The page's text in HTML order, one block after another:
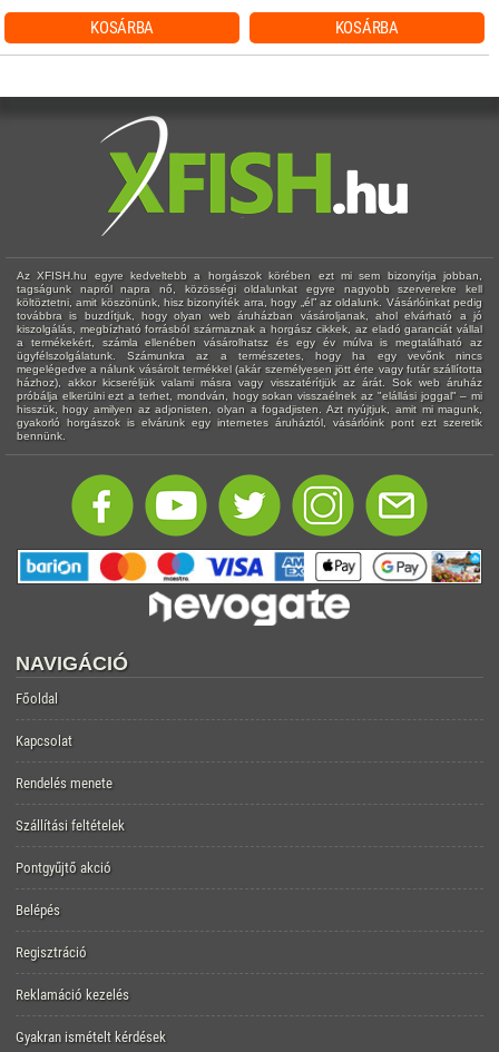
KOSÁRBA KOSÁRBA
Az XFISH.hu egyre kedveltebb a horgászok körében ezt mi sem bizonyítja jobban,
tagságunk napról napra nő, közösségi oldalunkat egyre nagyobb szerverekre kell
költöztetni, amit köszönünk, hisz bizonyíték arra, hogy „él” az oldalunk. Vásárlóinkat pedig
továbbra is buzdítjuk, hogy olyan web áruházban vásároljanak, ahol elvárható a jó
kiszolgálás, megbízható forrásból származnak a horgász cikkek, az eladó garanciát vállal
a termékekért, számla ellenében vásárolhatsz és egy év múlva is megtalálható az
ügyfélszolgálatunk. Számunkra az a természetes, hogy ha egy vevőnk nincs
megelégedve a nálunk vásárolt termékkel (akár személyesen jött érte vagy futár szállította
házhoz), akkor kicseréljük valami másra vagy visszatérítjük az árát. Sok web áruház
próbálja elkerülni ezt a terhet, mondván, hogy sokan visszaélnek az "elállási joggal" – mi
hisszük, hogy amilyen az adjonisten, olyan a fogadjisten. Azt nyújtjuk, amit mi magunk,
gyakorló horgászok is elvárunk egy internetes áruháztól, vásárlóink pont ezt szeretik
bennünk.
NAVIGÁCIÓ
Főoldal
Kapcsolat
Rendelés menete
Szállítási feltételek
Pontgyűjtő akció
Belépés
Regisztráció
Reklamáció kezelés
Gyakran ismételt kérdések